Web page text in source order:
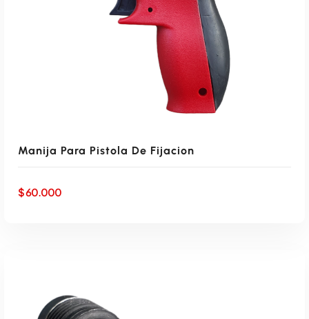
Manija Para Pistola De Fijacion
$60.000